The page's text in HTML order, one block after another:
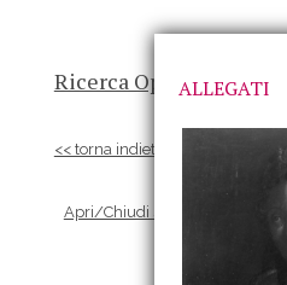
Ricerca Opere-Risultato
<< torna indietro
Apri/Chiudi scheda Allegati
ALLEGATI